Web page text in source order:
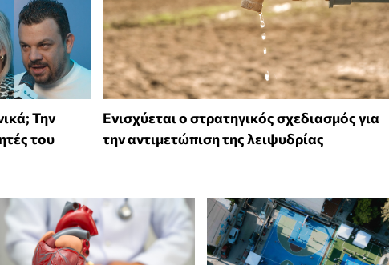
Την
του
Ενισχύεται ο στρατηγικός σχεδιασμός για
την αντιμετώπιση της λειψυδρίας